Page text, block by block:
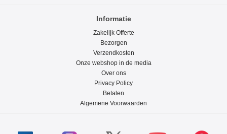
Informatie
Zakelijk Offerte
Bezorgen
Verzendkosten
Onze webshop in de media
Over ons
Privacy Policy
Betalen
Algemene Voorwaarden